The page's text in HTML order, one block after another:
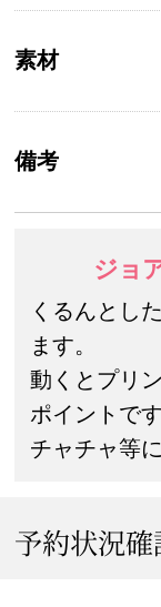
素材
備考
ジョ
くるんとし
ます。
動くとプリ
ポイントです
チャチャ等
予約状況確